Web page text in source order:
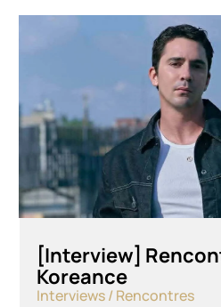
[Interview]
Koreance
Interviews / Rencontres